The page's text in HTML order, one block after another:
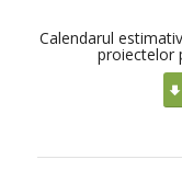
Calendarul
proiectelor